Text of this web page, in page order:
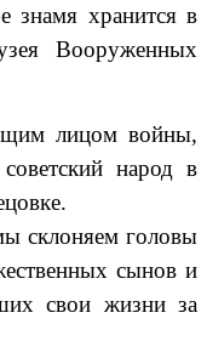
знамя хранится в
Вооруженных
лицом войны,
народ в
головы
сынов и
свои жизни за